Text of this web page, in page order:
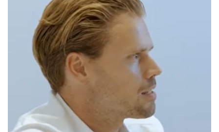
afbeelding